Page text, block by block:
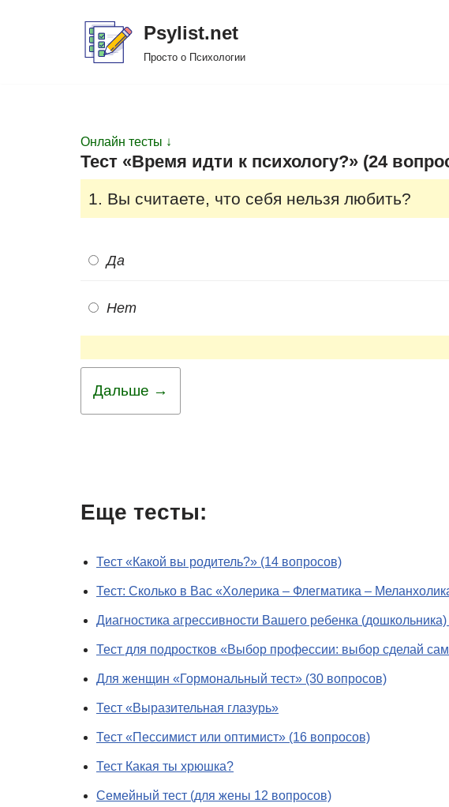
Psylist.net
Просто о Психологии
Онлайн тесты ↓
Тест «Время идти к психологу?» (24
1. Вы считаете, что себя нельзя любить?
Да
Нет
Дальше →
Еще тесты:
Тест «Какой вы родитель?» (14 вопросов)
Тест: Сколько в Вас «Холерика – Флегматика –
Диагностика агрессивности Вашего ребенка
Тест для подростков «Выбор профессии: выбор сделай
Для женщин «Гормональный тест» (30 вопросов)
Тест «Выразительная глазурь»
Тест «Пессимист или оптимист» (16 вопросов)
Тест Какая ты хрюшка?
Семейный тест (для жены 12 вопросов)